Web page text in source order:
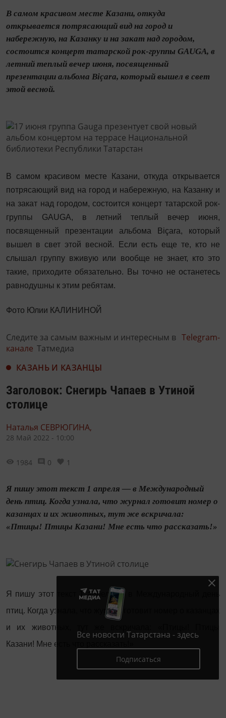
В самом красивом месте Казани, откуда
открывается потрясающий вид на город и
набережную, на Казанку и на закат над городом,
состоится концерт татарской рок-группы GAUGA, в
летний теплый вечер июня, посвященный
презентации альбома Biçara, который вышел в свет
этой весной.
В самом красивом месте Казани, откуда открывается
потрясающий вид на город и набережную, на Казанку и
на закат над городом, состоится концерт татарской рок-
группы GAUGA, в летний теплый вечер июня,
посвященный презентации альбома
Biçara, который
вышел в свет этой весной. Если есть еще те, кто не
слышал группу вживую или вообще не знает, кто это
такие, приходите обязательно. Вы точно не останетесь
равнодушны к этим ребятам.
Фото Юлии КАЛИНИНОЙ
Следите за самым важным и интересным в Telegram-
канале Татмедиа
КАЗАНЬ И КАЗАНЦЫ
Заголовок: Снегирь Чапаев в Утиной
столице
Наталья СЕВРЮГИНА,
28 Май 2022 - 10:00
1984 0 1
Я пишу этот текст 1 апреля — в Международный
день птиц. Когда узнала, что журнал готовит номер о
казанцах и их животных, тут же вскричала:
«Птицы! Птицы Казани! Мне есть что рассказать!»
Я пишу этот текст 1 апреля — в Международный день
птиц. Когда узнала, что журнал готовит номер о казанцах
и их животных, тут же вскричала: «Птицы! Птицы
Казани! Мне есть что рассказать!»
Все новости Татарстана - здесь
Подписаться